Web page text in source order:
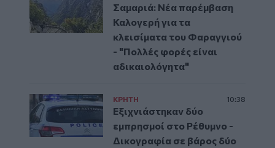
Σαμαριά: Νέα παρέμβαση
Καλογερή για τα
κλεισίματα του Φαραγγιού
- "Πολλές φορές είναι
αδικαιολόγητα"
ΚΡΗΤΗ 10:38
Εξιχνιάστηκαν δύο
εμπρησμοί στο Ρέθυμνο -
Δικογραφία σε βάρος δύο